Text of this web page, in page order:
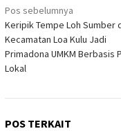
Navigasi
pos
Pos sebelumnya
Keripik Tempe Loh Sumber
Kecamatan Loa Kulu Jadi
Primadona UMKM Berbasis
Lokal
POS TERKAIT